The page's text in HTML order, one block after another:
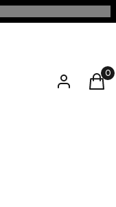
Zaloguj się